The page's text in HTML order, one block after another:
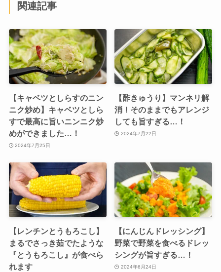
関連記事
【キャベツとしらすのニン
ニク炒め】キャベツとしら
すで最高に旨いニンニク炒
めができました…！
2024年7月25日
【酢きゅうり】マンネリ解
消！そのままでもアレンジ
しても旨すぎる…！
2024年7月22日
【レンチンとうもろこし】
まるでさっき茹でたような
『とうもろこし』が食べら
れます
【にんじんドレッシング】
野菜で野菜を食べるドレッ
シングが旨すぎる…！
2024年6月24日